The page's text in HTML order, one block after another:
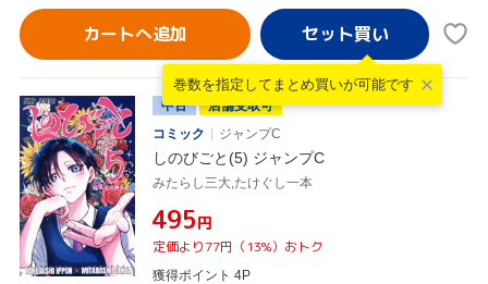
カートへ追加
巻数を指定して まとめ買いが可能です
中古
店舗受取可
コミック
ジャンプC
しのびごと(5) ジャンプC
みたらし三大,たけぐし一本
¥495円
定価より77円（13%）おトク
獲得ポイント 4P